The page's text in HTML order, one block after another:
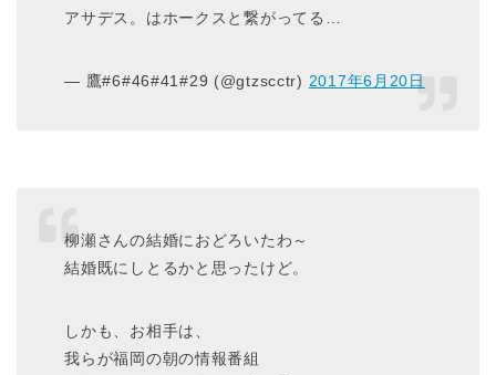
アサデス。はホークスと繋がってる…
— 鷹#6#46#41#29 (@gtzscctr) 2017年6月20日
柳瀬さんの結婚におどろいたわ～
結婚既にしとるかと思ったけど。
しかも、お相手は、
我らが福岡の朝の情報番組